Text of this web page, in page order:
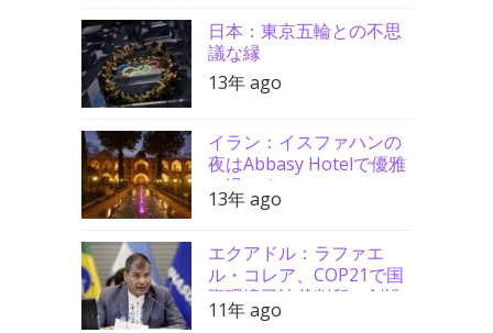
日本：東京五輪との不思
議な縁
13年 ago
イラン：イスファハンの
夜はAbbasy Hotelで優雅
に過ごす
13年 ago
エクアドル：ラファエ
ル・コレア、COP21で国
際環境司法裁判所の創設
を要請
11年 ago